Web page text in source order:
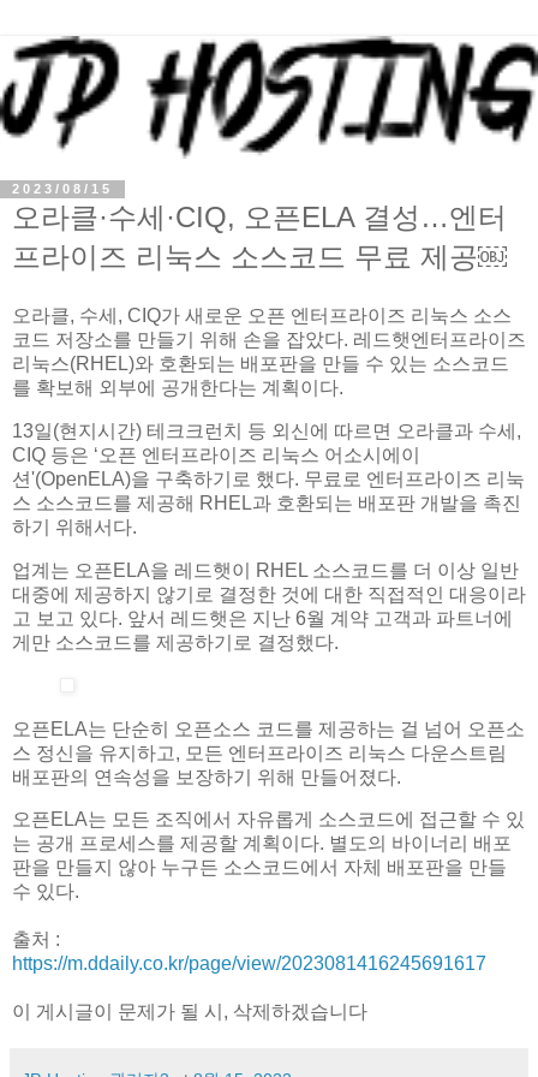
2023/08/15
오라클·수세·CIQ, 오픈ELA 결성…엔터
프라이즈 리눅스 소스코드 무료 제공￼
오라클, 수세, CIQ가 새로운 오픈 엔터프라이즈 리눅스 소스
코드 저장소를 만들기 위해 손을 잡았다. 레드햇엔터프라이즈
리눅스(RHEL)와 호환되는 배포판을 만들 수 있는 소스코드
를 확보해 외부에 공개한다는 계획이다.
13일(현지시간) 테크크런치 등 외신에 따르면 오라클과 수세,
CIQ 등은 ‘오픈 엔터프라이즈 리눅스 어소시에이
션'(OpenELA)을 구축하기로 했다. 무료로 엔터프라이즈 리눅
스 소스코드를 제공해 RHEL과 호환되는 배포판 개발을 촉진
하기 위해서다.
업계는 오픈ELA을 레드햇이 RHEL 소스코드를 더 이상 일반
대중에 제공하지 않기로 결정한 것에 대한 직접적인 대응이라
고 보고 있다. 앞서 레드햇은 지난 6월 계약 고객과 파트너에
게만 소스코드를 제공하기로 결정했다.
오픈ELA는 단순히 오픈소스 코드를 제공하는 걸 넘어 오픈소
스 정신을 유지하고, 모든 엔터프라이즈 리눅스 다운스트림
배포판의 연속성을 보장하기 위해 만들어졌다.
오픈ELA는 모든 조직에서 자유롭게 소스코드에 접근할 수 있
는 공개 프로세스를 제공할 계획이다. 별도의 바이너리 배포
판을 만들지 않아 누구든 소스코드에서 자체 배포판을 만들
수 있다.
출처 :
https://m.ddaily.co.kr/page/view/2023081416245691617
이 게시글이 문제가 될 시, 삭제하겠습니다